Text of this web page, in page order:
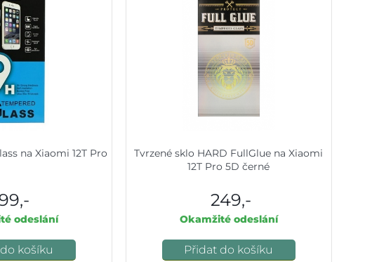
na Xiaomi 12T Pro
odeslání
košíku
Tvrzené sklo HARD FullGlue na Xiaomi
12T Pro 5D černé
249,-
Okamžité odeslání
Přidat do košíku